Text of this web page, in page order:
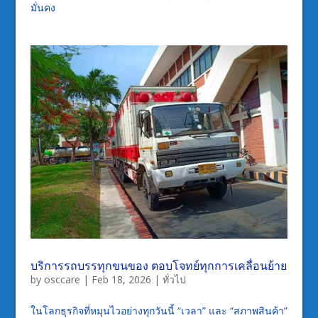
มั่นคง
บริการรถบรรทุกขนของ ตอบโจทย์ทุกการเคลื่อนย้าย
by osccare | Feb 18, 2026 | ทั่วไป
ในโลกธุรกิจที่หมุนไวอย่างทุกวันนี้ “เวลา” และ “สภาพสินค้า”